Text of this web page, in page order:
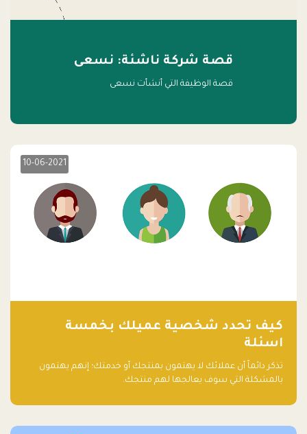
قصة شركة ناشئة: نسعى
قصة الوظيفة التي أنشأت نسعى
10-06-2021
كيف تحدد شخصية عميلك بخمسة
اسئلة
تذكر دائماً أن عملائك لا يهتمون بمنتجك أو خدمتك؛ إنهم يهتمون
بالمشكلة التي سوف يعالجها لهم منتجك.